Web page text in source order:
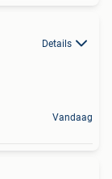
Details
Vandaag